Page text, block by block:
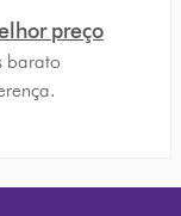
preço
barato